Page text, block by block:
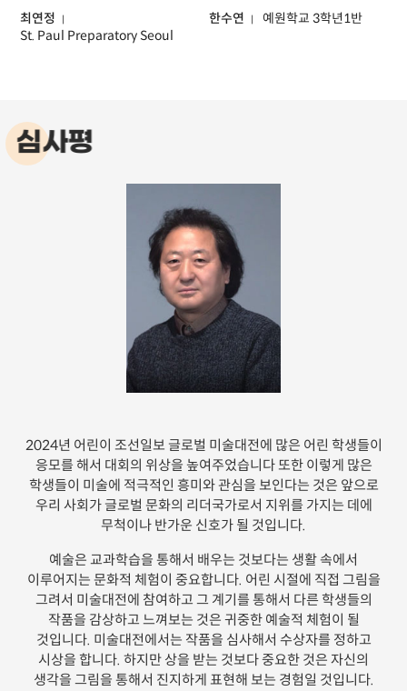
최연정
St. Paul Preparatory Seoul
한수연 예원학교 3학년1반
심사평
2024년 어린이 조선일보 글로벌 미술대전에 많은 어린 학생들이
응모를 해서 대회의 위상을 높여주었습니다 또한 이렇게 많은
학생들이 미술에 적극적인 흥미와 관심을 보인다는 것은 앞으로
우리 사회가 글로벌 문화의 리더국가로서 지위를 가지는 데에
무척이나 반가운 신호가 될 것입니다.
예술은 교과학습을 통해서 배우는 것보다는 생활 속에서
이루어지는 문화적 체험이 중요합니다. 어린 시절에 직접 그림을
그려서 미술대전에 참여하고 그 계기를 통해서 다른 학생들의
작품을 감상하고 느껴보는 것은 귀중한 예술적 체험이 될
것입니다. 미술대전에서는 작품을 심사해서 수상자를 정하고
시상을 합니다. 하지만 상을 받는 것보다 중요한 것은 자신의
생각을 그림을 통해서 진지하게 표현해 보는 경험일 것입니다.